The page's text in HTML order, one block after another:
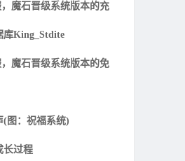
魔石晋级系统版本的充
库King_Stdite
魔石晋级系统版本的免
(图：祝福系统)
长过程